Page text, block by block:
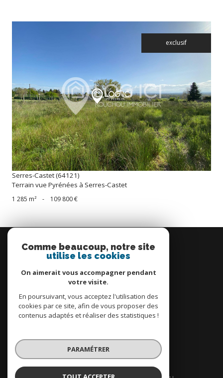
exclusif
voir le bien
Serres-Castet (64121)
Terrain vue Pyrénées à Serres-Castet
1 285 m² - 109 800 €
connecter
© 2026 | Tous droits réservés | Traduction powered by Google |
Comme beaucoup, notre site
utilise les cookies
On aimerait vous accompagner pendant
votre visite.
En poursuivant, vous acceptez l'utilisation des
cookies par ce site, afin de vous proposer des
contenus adaptés et réaliser des statistiques !
PARAMÉTRER